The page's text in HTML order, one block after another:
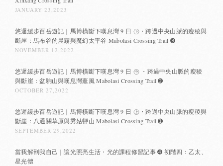
JANUARY 23,2023
悠遲緩步百岳遊記｜馬博橫斷下嘆息灣 9 日 ㊦・跨過中央山脈的瘦稜與
斷崖：馬布谷的晨霧與魔幻太平谷 Mabolasi Crossing Trail ➌
NOVEMBER 12,2022
悠遲緩步百岳遊記｜馬博橫斷下嘆息灣 9 日 ㊥ ・跨過中央山脈的瘦稜
與斷崖：盆駒山與嘆息灣薰風 Mabolasi Crossing Trail ➋
OCTOBER 27,2022
悠遲緩步百岳遊記｜馬博橫斷下嘆息灣 9 日 ㊤・跨過中央山脈的瘦稜與
斷崖：八通關草原與秀姑巒山 Mabolasi Crossing Trail ➊
SEPTEMBER 29,2022
當我解剖我自己｜讓光照亮生活・光的課程修習記事 ➍ 初階四：乙太、
星光體